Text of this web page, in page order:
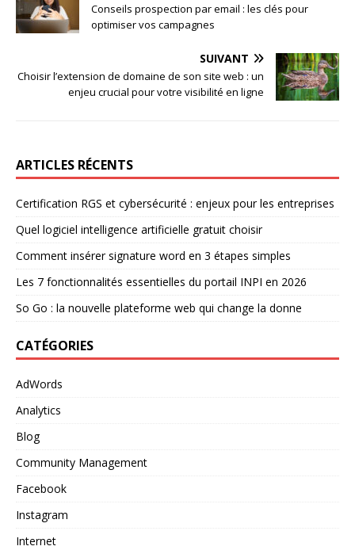
Conseils prospection par email : les clés pour
optimiser vos campagnes
SUIVANT
Choisir l’extension de domaine de son site web : un
enjeu crucial pour votre visibilité en ligne
ARTICLES RÉCENTS
Certification RGS et cybersécurité : enjeux pour les entreprises
Quel logiciel intelligence artificielle gratuit choisir
Comment insérer signature word en 3 étapes simples
Les 7 fonctionnalités essentielles du portail INPI en 2026
So Go : la nouvelle plateforme web qui change la donne
CATÉGORIES
AdWords
Analytics
Blog
Community Management
Facebook
Instagram
Internet